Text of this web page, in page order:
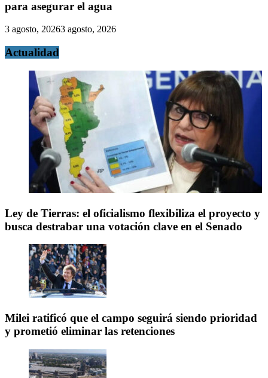
para asegurar el agua
3 agosto, 20263 agosto, 2026
Actualidad
Ley de Tierras: el oficialismo flexibiliza el proyecto y
busca destrabar una votación clave en el Senado
Milei ratificó que el campo seguirá siendo prioridad
y prometió eliminar las retenciones